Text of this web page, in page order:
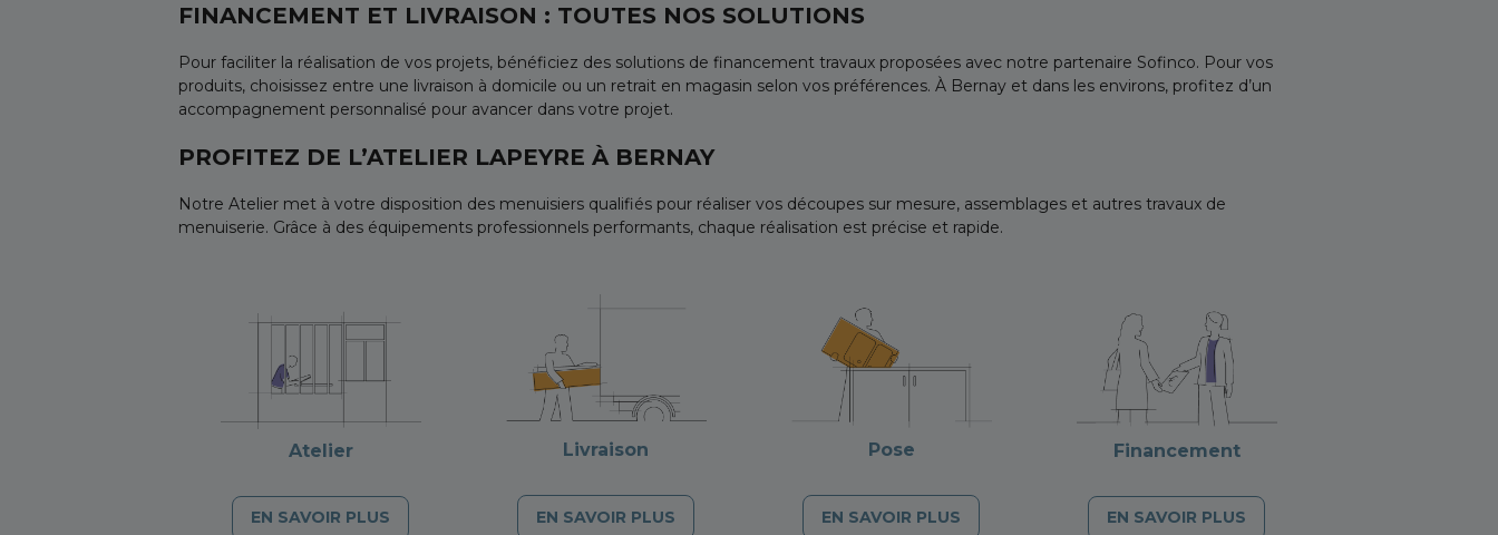
FINANCEMENT ET LIVRAISON : TOUTES NOS SOLUTIONS
Pour faciliter la réalisation de vos projets, bénéficiez des solutions de financement travaux proposées avec notre partenaire Sofinco. Pour vos
produits, choisissez entre une livraison à domicile ou un retrait en magasin selon vos préférences. À Bernay et dans les environs, profitez d’un
accompagnement personnalisé pour avancer dans votre projet.
PROFITEZ DE L’ATELIER LAPEYRE À BERNAY
Notre Atelier met à votre disposition des menuisiers qualifiés pour réaliser vos découpes sur mesure, assemblages et autres travaux de
menuiserie. Grâce à des équipements professionnels performants, chaque réalisation est précise et rapide.
Atelier
EN SAVOIR PLUS
Livraison
EN SAVOIR PLUS
Pose
EN SAVOIR PLUS
Financement
EN SAVOIR PLUS